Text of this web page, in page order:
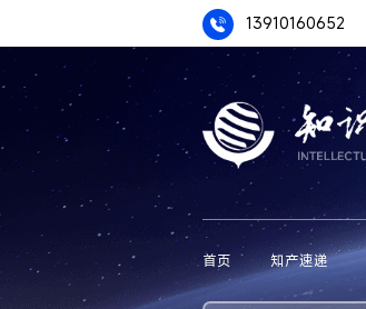
13910160652
首页 知产速递